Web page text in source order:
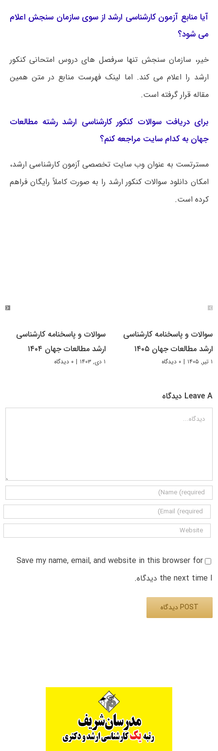
آیا منابع آزمون کارشناسی ارشد از سوی سازمان سنجش اعلام
می شود؟
خیر، سازمان سنجش تنها سرفصل های دروس امتحانی کنکور
ارشد را اعلام می کند. اما لینک فهرست منابع در متن همین
مقاله قرار گرفته است.
برای دریافت سوالات کنکور کارشناسی ارشد رشته مطالعات
جهان به کدام سایت مراجعه کنم؟
مسترتست به عنوان وب سایت تخصصی آزمون کارشناسی ارشد،
امکان دانلود سوالات کنکور ارشد را به صورت کاملاً رایگان فراهم
کرده است.
سوالات و پاسخنامه کارشناسی
ارشد مطالعات جهان ۱۴۰۵
۱ تیر, ۱۴۰۵ | ۰ دیدگاه
سوالات و پاسخنامه کارشناسی
ارشد مطالعات جهان ۱۴۰۴
۱ دی, ۱۴۰۳ | ۰ دیدگاه
Leave A دیدگاه
دیدگاه
Save my name, email, and website in this browser for
the next time I دیدگاه.